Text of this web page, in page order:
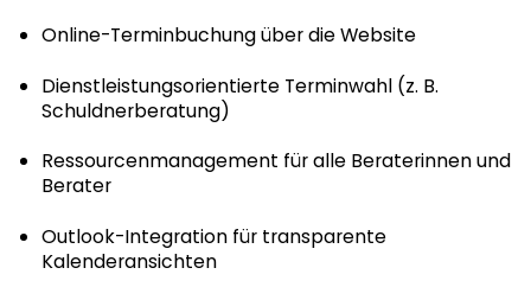
Online-Terminbuchung über die Website
Dienstleistungsorientierte Terminwahl (z. B.
Schuldnerberatung)
Ressourcenmanagement für alle Beraterinnen und
Berater
Outlook-Integration für transparente
Kalenderansichten